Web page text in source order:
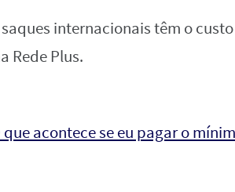
internacionais têm o
Rede Plus.
que acontece se eu pagar o